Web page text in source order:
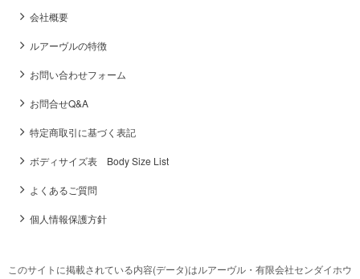
会社概要
ルアーヴルの特徴
お問い合わせフォーム
お問合せQ&A
特定商取引に基づく表記
ボディサイズ表 Body Size List
よくあるご質問
個人情報保護方針
このサイトに掲載されている内容(データ)はルアーヴル・有限会社センダイホウ